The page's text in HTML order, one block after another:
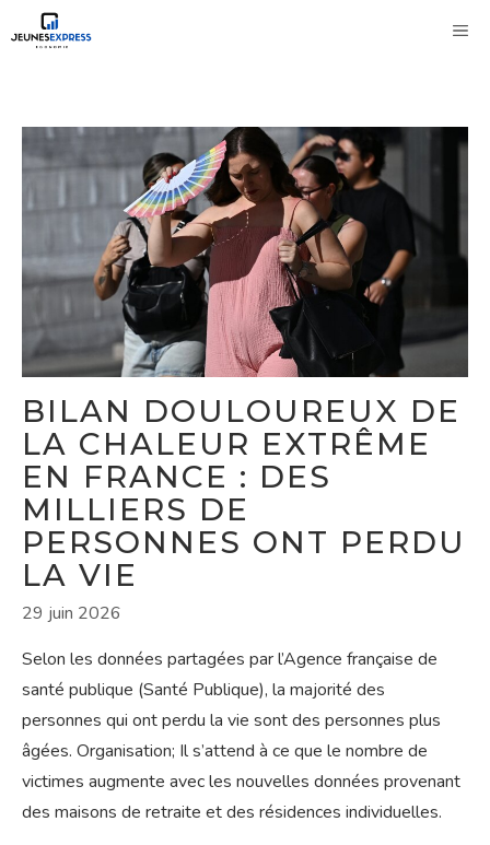
au
BILAN DOULOUREUX DE
LA CHALEUR EXTRÊME
EN FRANCE : DES
MILLIERS DE
PERSONNES ONT PERDU
LA VIE
29 juin 2026
Selon les données partagées par l’Agence française de
santé publique (Santé Publique), la majorité des
personnes qui ont perdu la vie sont des personnes plus
âgées. Organisation; Il s’attend à ce que le nombre de
victimes augmente avec les nouvelles données provenant
des maisons de retraite et des résidences individuelles.